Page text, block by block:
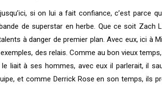
si on lui a fait confiance, c’est parce
de superstar en herbe. Que ce soit Zach
à danger de premier plan. Avec eux, ici à
des relais. Comme au bon vieux
liait à ses hommes, avec eux il parlerait, il
et comme Derrick Rose en son temps, ils